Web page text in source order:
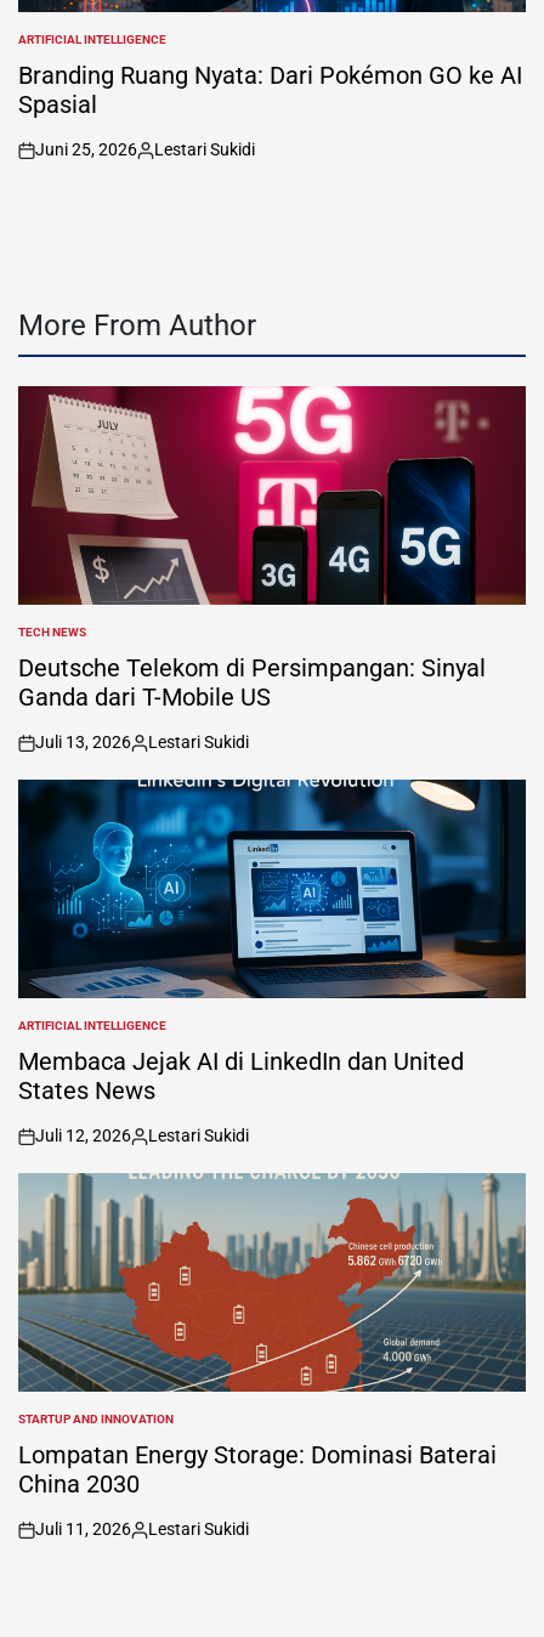
POSTED
IN
ARTIFICIAL INTELLIGENCE
Branding Ruang Nyata: Dari Pokémon GO ke AI
Spasial
on
Juni 25, 2026
Posted
Lestari Sukidi
More From Author
POSTED
IN
TECH NEWS
Deutsche Telekom di Persimpangan: Sinyal
Ganda dari T-Mobile US
on
Juli 13, 2026
Posted
by
Lestari Sukidi
POSTED
IN
ARTIFICIAL INTELLIGENCE
Membaca Jejak AI di LinkedIn dan United
States News
on
Juli 12, 2026
Posted
by
Lestari Sukidi
POSTED
IN
STARTUP AND INNOVATION
Lompatan Energy Storage: Dominasi Baterai
China 2030
on
Juli 11, 2026
Posted
Lestari Sukidi